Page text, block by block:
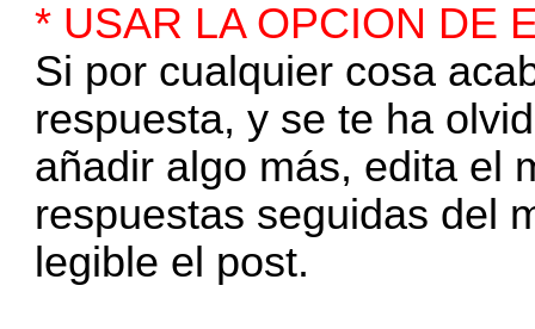
* USAR LA OPCION DE
Si por cualquier cosa
respuesta, y se te ha
añadir algo más, edita el
respuestas seguidas del
legible el post.